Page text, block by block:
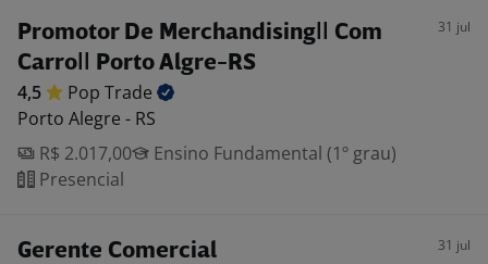
Promotor De Merchandising|| Com
Carro|| Porto Algre-RS
31 jul
4,5 Pop Trade
Porto Alegre - RS
R$ 2.017,00
Ensino Fundamental (1º grau)
Presencial
Gerente Comercial 31 jul